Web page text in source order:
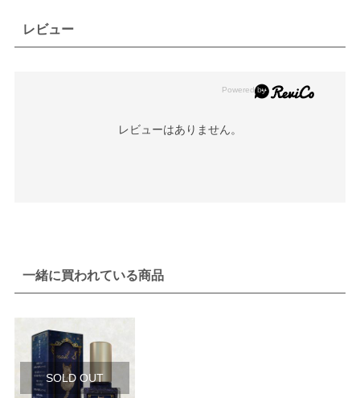
レビュー
レビューはありません。
一緒に買われている商品
SOLD OUT